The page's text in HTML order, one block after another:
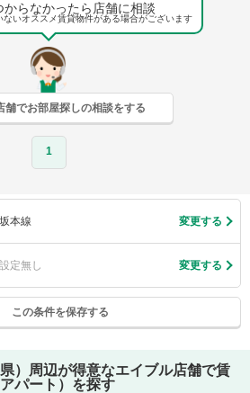
からなかったら店舗に相談
ないオススメ賃貸物件がある場合がございます
舗でお部屋探しの相談をする
1
本線 変更する
定無し 変更する
この条件を保存する
）
周辺が得意なエイブル店舗で賃
パート）を探す